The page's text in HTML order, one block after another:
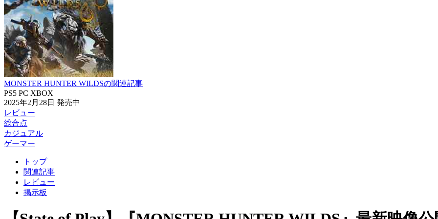
MONSTER HUNTER WILDSの関連記事
PS5 PC XBOX
2025年2月28日 発売中
レビュー
総合点
カジュアル
ゲーマー
トップ
関連記事
レビュー
掲示板